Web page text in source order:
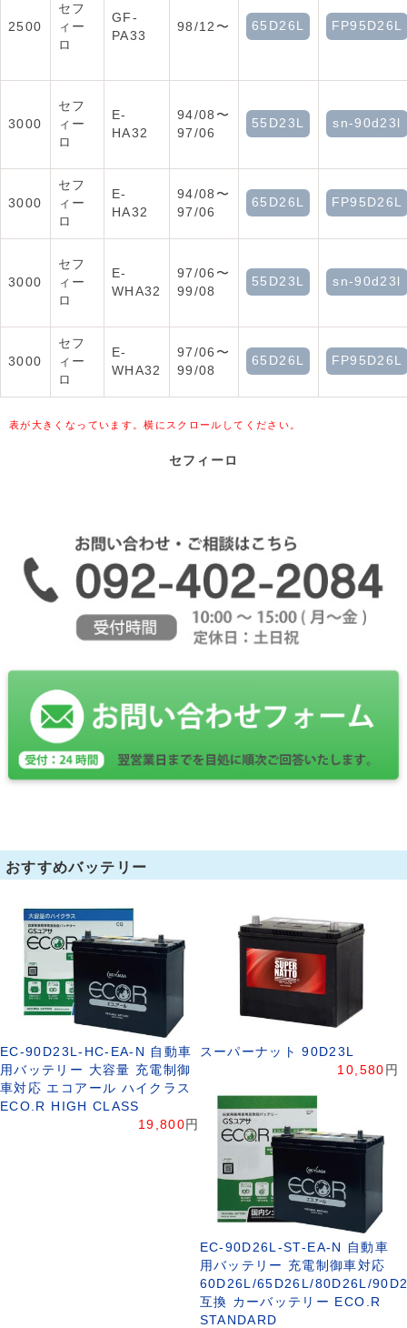
2500
セフ
ィー
ロ
GF-
PA33
98/12〜 65D26L FP95D26L
3000
セフ
ィー
ロ
E-
HA32
94/08〜
97/06
55D23L sn-90d23l
3000
セフ
ィー
ロ
E-
HA32
94/08〜
97/06
65D26L FP95D26L
3000
セフ
ィー
ロ
E-
WHA32
97/06〜
99/08
55D23L sn-90d23l
3000
セフ
ィー
ロ
E-
WHA32
97/06〜
99/08
65D26L FP95D26L
表が大きくなっています。横にスクロールしてください。
セフィーロ
おすすめバッテリー
EC-90D23L-HC-EA-N 自動車
用バッテリー 大容量 充電制御
車対応 エコアール ハイクラス
ECO.R HIGH CLASS
19,800 円
スーパーナット 90D23L
10,580 円
EC-90D26L-ST-EA-N 自動車
用バッテリー 充電制御車対応
60D26L/65D26L/80D26L/
互換 カーバッテリー ECO.R
STANDARD